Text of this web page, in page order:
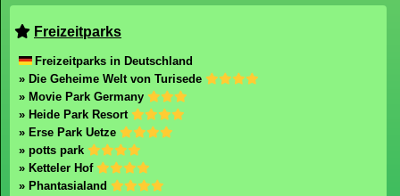
Freizeitparks
Freizeitparks in Deutschland
» Die Geheime Welt von Turisede
» Movie Park Germany
» Heide Park Resort
» Erse Park Uetze
» potts park
» Ketteler Hof
» Phantasialand